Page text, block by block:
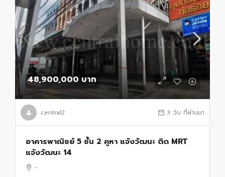
48,900,000 บาท
central2 3 วัน ที่ผ่านมา
อาคารพาณิชย์ 5 ชั้น 2 คูหา แจ้งวัฒนะ ติด MRT
แจ้งวัฒนะ 14
-